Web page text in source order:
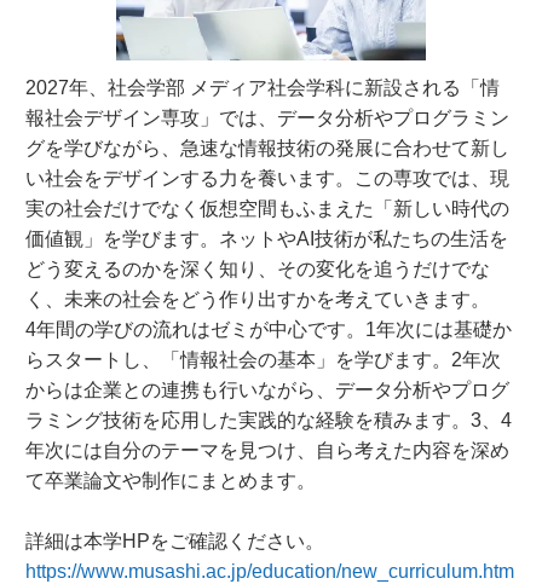
2027年、社会学部 メディア社会学科に新設される「情
報社会デザイン専攻」では、データ分析やプログラミン
グを学びながら、急速な情報技術の発展に合わせて新し
い社会をデザインする力を養います。この専攻では、現
実の社会だけでなく仮想空間もふまえた「新しい時代の
価値観」を学びます。ネットやAI技術が私たちの生活を
どう変えるのかを深く知り、その変化を追うだけでな
く、未来の社会をどう作り出すかを考えていきます。
4年間の学びの流れはゼミが中心です。1年次には基礎か
らスタートし、「情報社会の基本」を学びます。2年次
からは企業との連携も行いながら、データ分析やプログ
ラミング技術を応用した実践的な経験を積みます。3、4
年次には自分のテーマを見つけ、自ら考えた内容を深め
て卒業論文や制作にまとめます。
詳細は本学HPをご確認ください。
https://www.musashi.ac.jp/education/new_curriculum.htm